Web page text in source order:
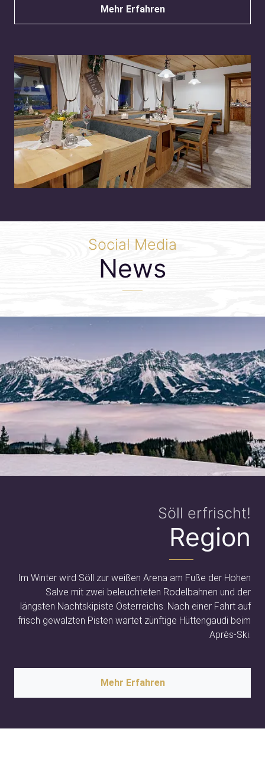
Mehr Erfahren
News
Social Media
Region
Söll erfrischt!
Im Winter wird Söll zur weißen Arena am Fuße der Hohen
Salve mit zwei beleuchteten Rodelbahnen und der
längsten Nachtskipiste Österreichs. Nach einer Fahrt auf
frisch gewalzten Pisten wartet zünftige Hüttengaudi beim
Après-Ski.
Mehr Erfahren